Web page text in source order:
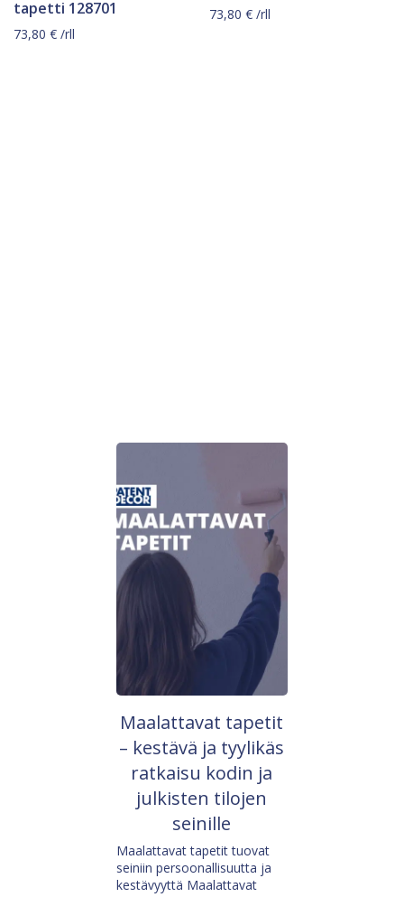
tapetti 128701
73,80 € /rll
73,80€ /rll
Maalattavat tapetit
– kestävä ja tyylikäs
ratkaisu kodin ja
julkisten tilojen
seinille
Maalattavat tapetit tuovat
seiniin persoonallisuutta ja
kestävyyttä Maalattavat